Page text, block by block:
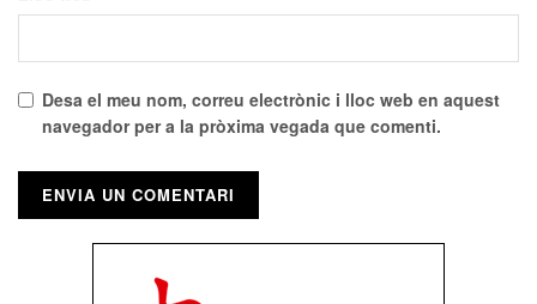
Desa el meu nom, correu electrònic i lloc web en aquest
navegador per a la pròxima vegada que comenti.